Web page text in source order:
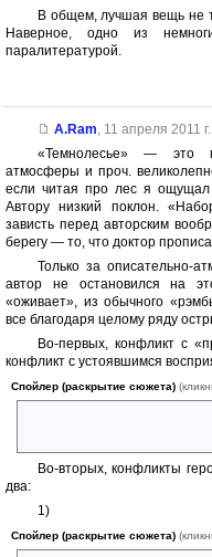
В общем, лучшая вещь не
Наверное, одно из
паралитературой.
A.Ram 11 апреля 2011 г.
«Темнолесье» — это
атмосферы и проч.
если читая про лес я ощущал
Автору низкий поклон.
зависть перед авторским
берегу — то, что доктор
Только за описательно-
автор не остановился на
«оживает», из обычного
все благодаря целому ряду
Во-первых, конфликт с
конфликт с устоявшимся
Спойлер (раскрытие сюжета)
Во-вторых, конфликты
два:
1)
Спойлер (раскрытие сюжета)